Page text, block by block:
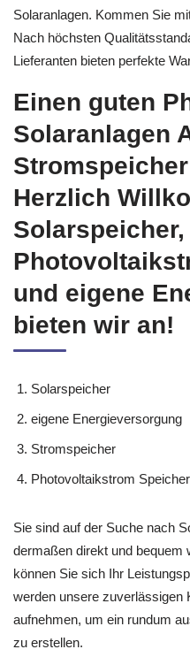
Solaranlagen. Kommen Sie
Nach höchsten
Lieferanten bieten perfekte
Einen guten
Solaranlagen
Herzlich
Solarspeicher,
und eigene
bieten wir an!
Solarspeicher
eigene Energieversorgung
Stromspeicher
Photovoltaikstrom Speicher
Sie sind auf der Suche nach
dermaßen direkt und bequem
können Sie sich Ihr
werden unsere zuverlässigen
aufnehmen, um ein rundum
zu erstellen.